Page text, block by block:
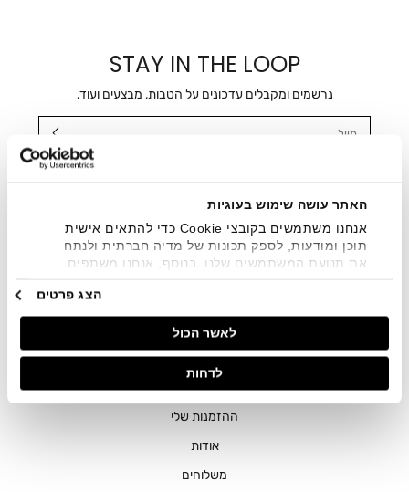
האתר עושה שימוש בעוגיות
אנחנו משתמשים בקובצי Cookie כדי להתאים אישית
תוכן ומודעות, לספק תכונות של מדיה חברתית ולנתח
את תנועת המשתמשים שלנו. בנוסף, אנחנו משתפים
מתחומי המדיה החברתית, הפרסום וניתוח הנתונים.
גורמים אלה עשויים לשלב את הנתונים האלה עם מידע
אחר שסיפקתם או שהם אספו בעקבות השימוש שעשיתם
בשירותים שלהם.
הצג פרטים
לאשר הכול
לדחות
STAY IN THE LOOP
נרשמים ומקבלים עדכונים על הטבות, מבצעים ועוד.
אני מאשר/ת ומסכימ/ה לקבלת דיוור ישיר, הודעות ופרסומים
SMS ועוד. המידע ייאסף בהתאם למדיניות הפרטיות של החברה.
צפייה במדיניות הפרטיות
חנויות
שירות לקוחות
ההזמנות שלי
אודות
משלוחים